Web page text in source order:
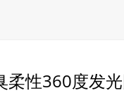
柔性360度发